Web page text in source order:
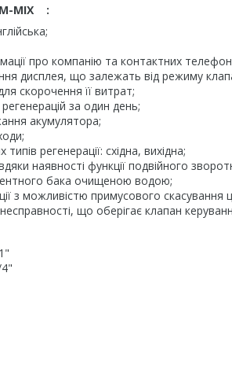
MIX :
про компанію та контактних
дисплея, що залежать від режиму
скорочення її витрат;
за один день;
акумулятора;
регенерації: східна, вихідна;
наявності функції подвійного
бака очищеною водою;
з можливістю примусового скасування
що оберігає клапан